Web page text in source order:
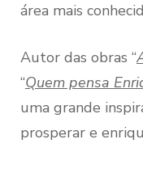
área mais
Autor das obras “
“Quem pensa
uma grande
prosperar e